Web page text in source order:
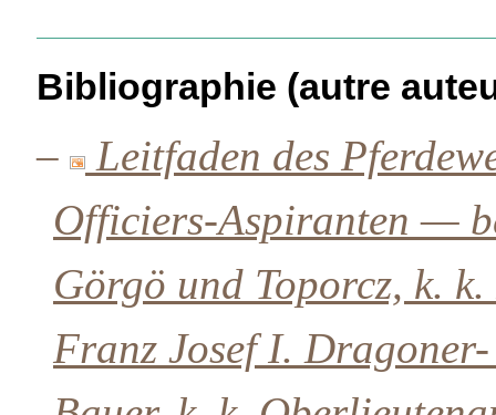
Bibliographie (autre
–
Leitfaden des
Officiers-Aspiranten —
Görgö und Toporcz, k.
Franz Josef I.